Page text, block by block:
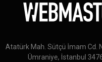
Atatürk Mah. Sütçü İmam Cd.
Ümraniye, İstanbul